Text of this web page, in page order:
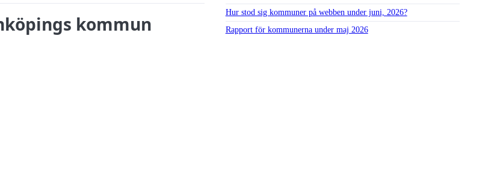
kommun
Hur stod sig kommuner på webben under juni, 2026?
Rapport för kommunerna under maj 2026